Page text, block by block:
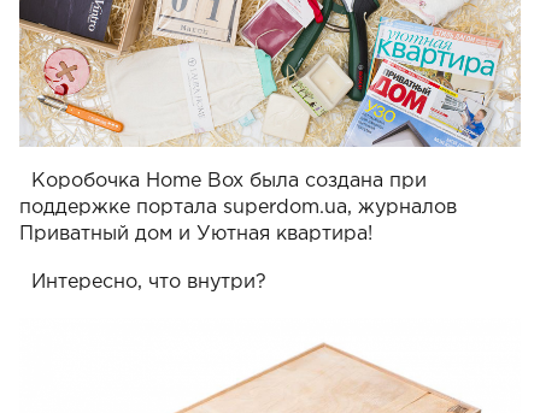
Коробочка Home Box была создана при
поддержке портала superdom.ua, журналов
Приватный дом и Уютная квартира!
Интересно, что внутри?